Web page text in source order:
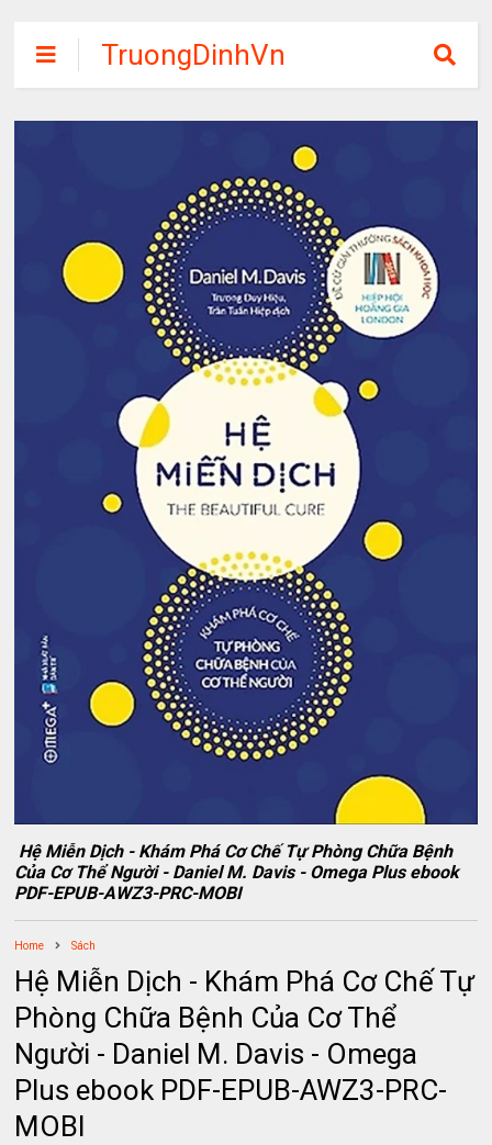
TruongDinhVn
Chia sẽ ebook,
các khóa học,
phần mềm học
tập miễn phí
Hệ Miễn Dịch - Khám Phá Cơ Chế Tự Phòng Chữa Bệnh
Của Cơ Thể Người - Daniel M. Davis - Omega Plus ebook
PDF-EPUB-AWZ3-PRC-MOBI
Home Sách
Hệ Miễn Dịch - Khám Phá Cơ Chế Tự
Phòng Chữa Bệnh Của Cơ Thể
Người - Daniel M. Davis - Omega
Plus ebook PDF-EPUB-AWZ3-PRC-
MOBI